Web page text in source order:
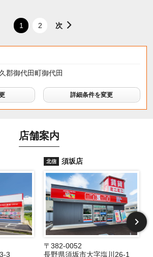
1 2 次
郡御代田町御代田
詳細条件を変更
店舗案内
3
北信 須坂店
〒382-0052
長野県須坂市大字塩川26-1